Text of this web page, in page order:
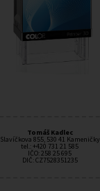
Tomáš Kadlec
Slavíčkova 855, 530 41 Kameničky
tel.: +420 731 21 585
IČO: 258 25 695
DIČ: CZ7528351235